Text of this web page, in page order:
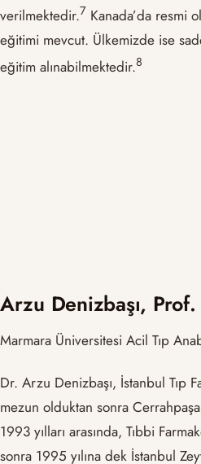
verilmektedir.7 Kanada’da resmi
eğitimi mevcut. Ülkemizde ise
eğitim alınabilmektedir.8
Arzu Denizbaşı,
Marmara Üniversitesi Acil Tıp
Dr. Arzu Denizbaşı, İstanbul Tıp
mezun olduktan sonra
1993 yılları arasında, Tıbbi
sonra 1995 yılına dek İstanbul